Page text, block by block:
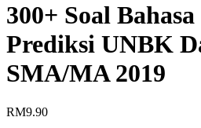
300+ Soal
Prediksi UNBK
SMA/MA 2019
RM9.90